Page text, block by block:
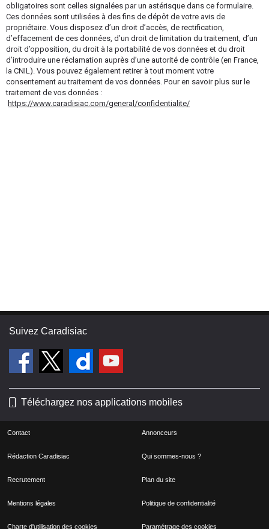
obligatoires sont celles signalées par un astérisque dans ce formulaire.
Ces données sont utilisées à des fins de dépôt de votre avis de
propriétaire. Vous disposez d’un droit d’accès, de rectification,
d’effacement de ces données, d’un droit de limitation du traitement, d’un
droit d’opposition, du droit à la portabilité de vos données et du droit
d’introduire une réclamation auprès d’une autorité de contrôle (en France,
la CNIL). Vous pouvez également retirer à tout moment votre
consentement au traitement de vos données. Pour en savoir plus sur le
traitement de vos données :
https://www.caradisiac.com/general/confidentialite/
Suivez Caradisiac
Téléchargez nos applications mobiles
Contact Annonceurs
Rédaction Caradisiac Qui sommes-nous ?
Recrutement Plan du site
Mentions légales Politique de confidentialité
Charte d'utilisation des cookies Paramétrage des cookies